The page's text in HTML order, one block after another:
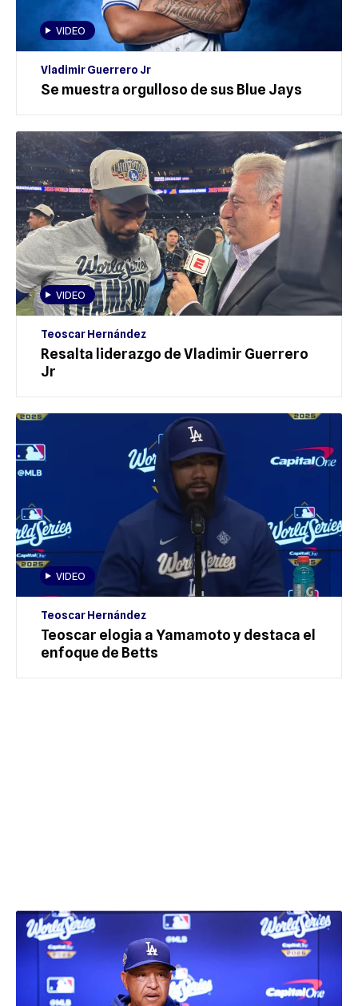
VIDEO
Vladimir Guerrero Jr
Se muestra orgulloso de sus Blue Jays
VIDEO
Teoscar Hernández
Resalta liderazgo de Vladimir Guerrero
Jr
VIDEO
Teoscar Hernández
Teoscar elogia a Yamamoto y destaca el
enfoque de Betts